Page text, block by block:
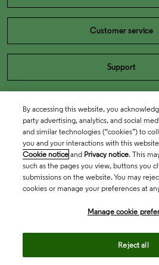
Customer service
Support
By accessing this website, you
party advertising, analytics, and social
and similar technologies (“cookies”) to
you and your interactions with this
Cookie notice and Privacy notice. This
such as the pages you view, buttons you
submissions on the website. You may
cookies or manage your preferences at
Manage cookie
Reject all